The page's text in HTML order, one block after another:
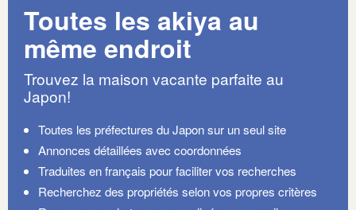
Toutes les akiya au
même endroit
Trouvez la maison vacante parfaite au
Japon!
Toutes les préfectures du Japon sur un seul site
Annonces détaillées avec coordonnées
Traduites en français pour faciliter vos recherches
Recherchez des propriétés selon vos propres critères